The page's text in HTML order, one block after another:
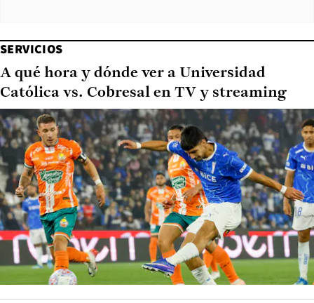
SERVICIOS
A qué hora y dónde ver a Universidad
Católica vs. Cobresal en TV y streaming